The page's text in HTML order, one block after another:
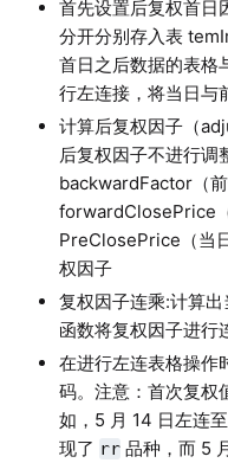
首先设置后复权首日
分开分别存入表
首日之后数据的表
行左连接，将当日与
计算后复权因子（
后复权因子不进行调
backwardFactor（
forwardClosePrice
PreClosePrice（当
权因子
复权因子连乘:计算
函数将复权因子进行
在进行左连表格操作
码。注意：首次复权
如，5 月 14 日左连
现了 rr品种，而 5